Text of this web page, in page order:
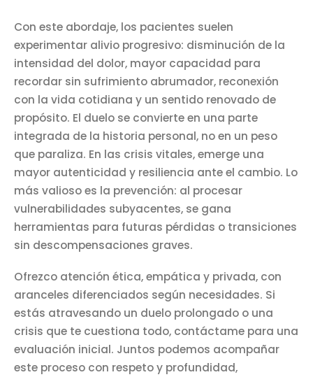
Con este abordaje, los pacientes suelen
experimentar alivio progresivo: disminución de la
intensidad del dolor, mayor capacidad para
recordar sin sufrimiento abrumador, reconexión
con la vida cotidiana y un sentido renovado de
propósito. El duelo se convierte en una parte
integrada de la historia personal, no en un peso
que paraliza. En las crisis vitales, emerge una
mayor autenticidad y resiliencia ante el cambio. Lo
más valioso es la prevención: al procesar
vulnerabilidades subyacentes, se gana
herramientas para futuras pérdidas o transiciones
sin descompensaciones graves.
Ofrezco atención ética, empática y privada, con
aranceles diferenciados según necesidades. Si
estás atravesando un duelo prolongado o una
crisis que te cuestiona todo, contáctame para una
evaluación inicial. Juntos podemos acompañar
este proceso con respeto y profundidad,